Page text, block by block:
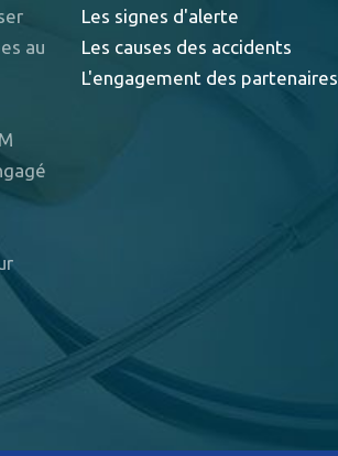
au
Les signes d'alerte
Les causes des accidents
L'engagement des partenaires